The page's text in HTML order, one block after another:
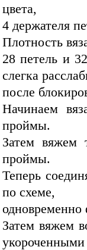
цвета,
4 держателя
Плотность
28 петель и
слегка
после
Начинаем
проймы.
Затем вяжем
проймы.
Теперь
по схеме,
одновременно
Затем вяжем
укороченными